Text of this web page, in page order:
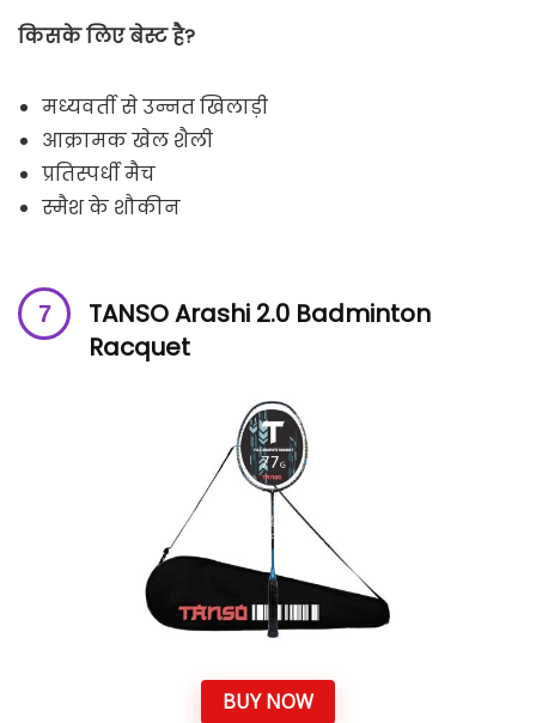
किसके लिए बेस्ट है?
मध्यवर्ती से उन्नत खिलाड़ी
आक्रामक खेल शैली
प्रतिस्पर्धी मैच
स्मैश के शौकीन
TANSO Arashi 2.0 Badminton
Racquet
BUY NOW